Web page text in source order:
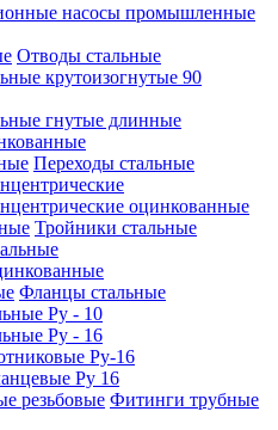
насосы промышленные
Отводы стальные
крутоизогнутые 90
гнутые длинные
Переходы стальные
оцинкованные
Тройники стальные
Фланцы стальные
Ру - 10
Ру - 16
Ру-16
Ру 16
Фитинги трубные